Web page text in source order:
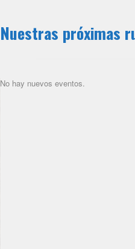
Nuestras próximas
No hay nuevos eventos.